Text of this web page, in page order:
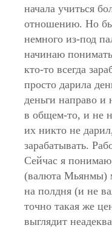
начала учиться
отношению. Но
немного из-под
начинаю
кто-то всегда
просто дарила
деньги направо и
в общем-то, и не
их никто не
зарабатывать.
Сейчас я
(валюта Мьянмы)
на полдня (и не
точно такая же
выглядит